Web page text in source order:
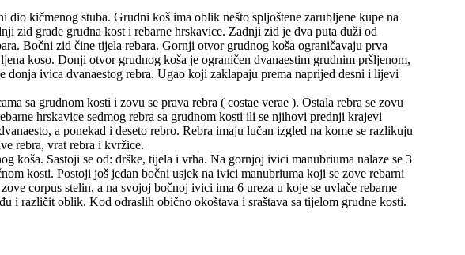
dio kičmenog stuba. Grudni koš ima oblik nešto spljoštene zarubljene kupe na
zid grade grudna kost i rebarne hrskavice. Zadnji zid je dva puta duži od
Bočni zid čine tijela rebara. Gornji otvor grudnog koša ograničavaju prva
koso. Donji otvor grudnog koša je ograničen dvanaestim grudnim pršljenom,
ivica dvanaestog rebra. Ugao koji zaklapaju prema naprijed desni i lijevi
sa grudnom kosti i zovu se prava rebra ( costae verae ). Ostala rebra se zovu
hrskavice sedmog rebra sa grudnom kosti ili se njihovi prednji krajevi
a ponekad i deseto rebro. Rebra imaju lučan izgled na kome se razlikuju
rebra, vrat rebra i kvržice.
koša. Sastoji se od: drške, tijela i vrha. Na gornjoj ivici manubriuma nalaze se 3
kosti. Postoji još jedan bočni usjek na ivici manubriuma koji se zove rebarni
corpus stelin, a na svojoj bočnoj ivici ima 6 ureza u koje se uvlače rebarne
i različit oblik. Kod odraslih obično okoštava i sraštava sa tijelom grudne kosti.